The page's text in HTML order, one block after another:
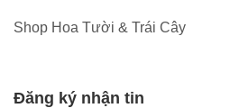
Shop Hoa Tười & Trái Cây
Đăng ký nhận tin